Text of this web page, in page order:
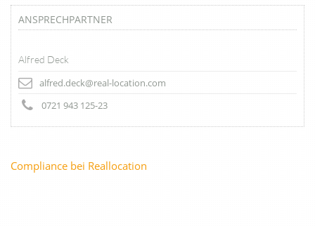
ANSPRECHPARTNER
Alfred Deck
alfred.deck@real-location.com
0721 943 125-23
Compliance bei Reallocation